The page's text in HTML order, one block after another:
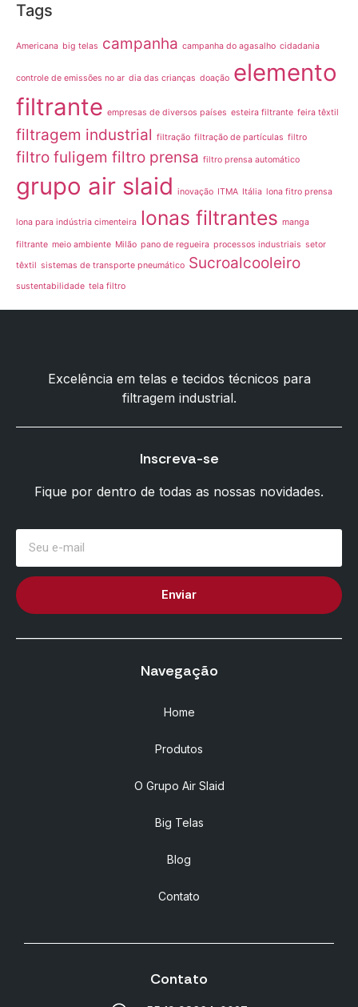
Tags
Americana big telas campanha campanha do agasalho cidadania
controle de emissões no ar dia das crianças doação elemento
filtrante empresas de diversos países esteira filtrante feira têxtil
filtragem industrial filtração filtração de partículas filtro
filtro fuligem filtro prensa filtro prensa automático
grupo air slaid inovação ITMA Itália lona fitro prensa
lona para indústria cimenteira lonas filtrantes manga
filtrante meio ambiente Milão pano de regueira processos industriais setor
têxtil sistemas de transporte pneumático Sucroalcooleiro
sustentabilidade tela filtro
Excelência em telas e tecidos técnicos para
filtragem industrial.
Inscreva-se
Fique por dentro de todas as nossas novidades.
Enviar
Navegação
Home
Produtos
O Grupo Air Slaid
Big Telas
Blog
Contato
Contato